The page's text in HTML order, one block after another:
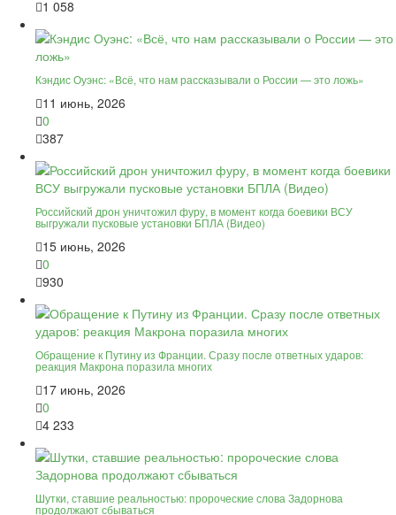
1 058
Кэндис Оуэнс: «Всё, что нам рассказывали о России — это ложь»
11 июнь, 2026
0
387
Российский дрон уничтожил фуру, в момент когда боевики ВСУ
выгружали пусковые установки БПЛА (Видео)
15 июнь, 2026
0
930
Обращение к Путину из Франции. Сразу после ответных ударов:
реакция Макрона поразила многих
17 июнь, 2026
0
4 233
Шутки, ставшие реальностью: пророческие слова Задорнова
продолжают сбываться